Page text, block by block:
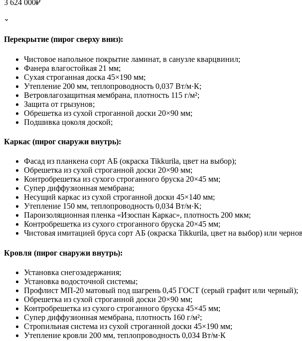
3 624 000₽
Перекрытие (пирог сверху вниз):
Чистовое напольное покрытие ламинат, в санузле кварцвинил;
Фанера влагостойкая 21 мм;
Сухая строганная доска 45×190 мм;
Утепление 200 мм, теплопроводность 0,037 Вт/м·К;
Ветровлагозащитная мембрана, плотность 115 г/м²;
Защита от грызунов;
Обрешетка из сухой строганной доски 20×90 мм;
Подшивка цоколя доской;
Каркас (пирог снаружи внутрь):
Фасад из планкена сорт АБ (окраска Tikkurila, цвет на выбор);
Обрешетка из сухой строганной доски 20×90 мм;
Контробрешетка из сухого строганного бруска 20×45 мм;
Супер диффузионная мембрана;
Несущий каркас из сухой строганной доски 45×140 мм;
Утепление 150 мм, теплопроводность 0,034 Вт/м·К;
Пароизоляционная пленка «Изоспан Каркас», плотность 200 мкм;
Контробрешетка из сухого строганного бруска 20×45 мм;
Чистовая имитацией бруса сорт АБ (окраска Tikkurila, цвет на выбор) или
Кровля (пирог снаружи внутрь):
Установка снегозадержания;
Установка водосточной системы;
Профлист МП-20 матовый под шагрень 0,45 ГОСТ (серый графит или черный);
Обрешетка из сухой строганной доски 20×90 мм;
Контробрешетка из сухого строганного бруска 45×45 мм;
Супер диффузионная мембрана, плотность 160 г/м²;
Стропильная система из сухой строганной доски 45×190 мм;
Утепление кровли 200 мм, теплопроводность 0,034 Вт/м·К